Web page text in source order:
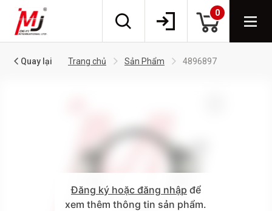
0
Quay lại Trang chủ Sản Phẩm 4896897
Đăng ký hoặc đăng nhập để
xem thêm thông tin sản phẩm.